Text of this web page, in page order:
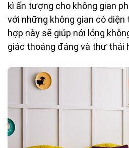
kì ấn tượng cho không gian
với những không gian có
hợp này sẽ giúp nới lỏng
giác thoáng đáng và thư thái